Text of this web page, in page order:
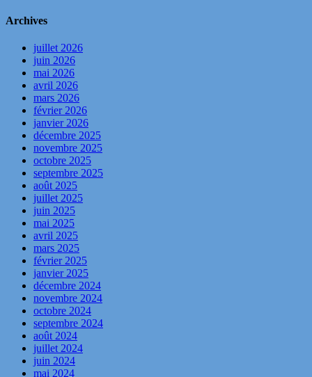
Archives
juillet 2026
juin 2026
mai 2026
avril 2026
mars 2026
février 2026
janvier 2026
décembre 2025
novembre 2025
octobre 2025
septembre 2025
août 2025
juillet 2025
juin 2025
mai 2025
avril 2025
mars 2025
février 2025
janvier 2025
décembre 2024
novembre 2024
octobre 2024
septembre 2024
août 2024
juillet 2024
juin 2024
mai 2024